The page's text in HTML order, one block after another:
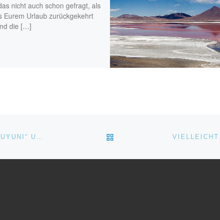
nicht auch schon gefragt, als
Eurem Urlaub zurückgekehrt
die […]
TOUR PERU-BOLIVIEN-CHILE: SALZSEE „SALAR DE UYUNI“ UND DIE ATACAMA WÜSTE MIT DEN FARBIGEN LAGUNEN ZURÜCK ZUR